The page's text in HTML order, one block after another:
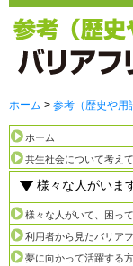
ホーム > 参考（歴史や用
ホーム
共生社会について考え
様々な人がいま
様々な人がいて、困っ
利用者から見たバリア
夢に向かって活躍する